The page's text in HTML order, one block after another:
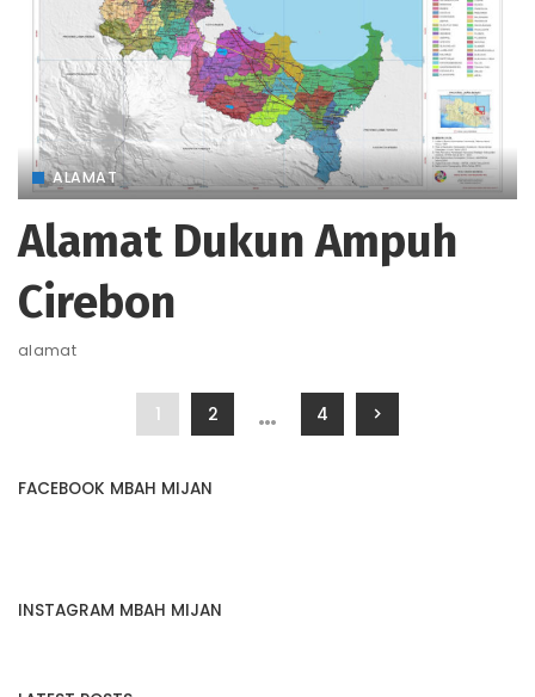
ALAMAT
Alamat Dukun Ampuh
Cirebon
alamat
1 2 … 4
FACEBOOK MBAH MIJAN
INSTAGRAM MBAH MIJAN